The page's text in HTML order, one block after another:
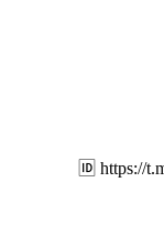
🆔 https://